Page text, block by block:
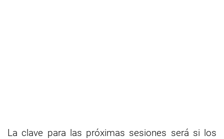
La clave para las próximas sesiones será si los